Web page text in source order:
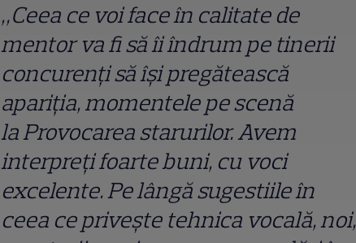
„Ceea ce voi face în calitate de
mentor va fi să îi îndrum pe tinerii
concurenţi să îşi pregătească
apariţia, momentele pe scenă
la Provocarea starurilor. Avem
interpreţi foarte buni, cu voci
excelente. Pe lângă sugestiile în
ceea ce priveşte tehnica vocală, noi,